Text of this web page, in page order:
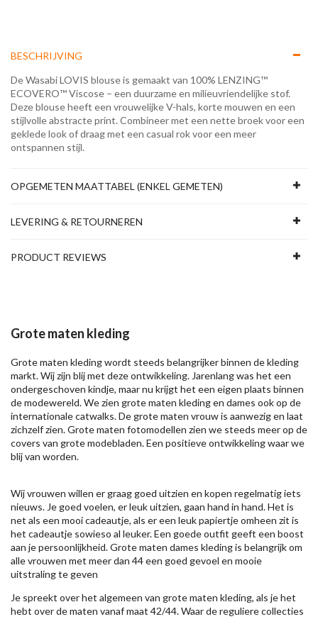
BESCHRIJVING
De Wasabi LOVIS blouse is gemaakt van 100% LENZING™
ECOVERO™ Viscose – een duurzame en milieuvriendelijke stof.
Deze blouse heeft een vrouwelijke V-hals, korte mouwen en een
stijlvolle abstracte print. Combineer met een nette broek voor een
geklede look of draag met een casual rok voor een meer
ontspannen stijl.
OPGEMETEN MAATTABEL (ENKEL GEMETEN)
LEVERING & RETOURNEREN
PRODUCT REVIEWS
Grote maten kleding
Grote maten kleding wordt steeds belangrijker binnen de kleding
markt. Wij zijn blij met deze ontwikkeling. Jarenlang was het een
ondergeschoven kindje, maar nu krijgt het een eigen plaats binnen
de modewereld. We zien grote maten kleding en dames ook op de
internationale catwalks. De grote maten vrouw is aanwezig en laat
zichzelf zien. Grote maten fotomodellen zien we steeds meer op de
covers van grote modebladen. Een positieve ontwikkeling waar we
blij van worden.
Wij vrouwen willen er graag goed uitzien en kopen regelmatig iets
nieuws. Je goed voelen, er leuk uitzien, gaan hand in hand. Het is
net als een mooi cadeautje, als er een leuk papiertje omheen zit is
het cadeautje sowieso al leuker. Een goede outfit geeft een boost
aan je persoonlijkheid. Grote maten dames kleding is belangrijk om
alle vrouwen met meer dan 44 een goed gevoel en mooie
uitstraling te geven
Je spreekt over het algemeen van grote maten kleding, als je het
hebt over de maten vanaf maat 42/44. Waar de reguliere collecties